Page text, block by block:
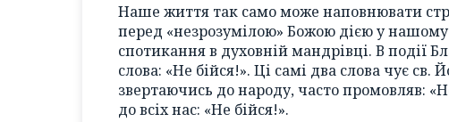
Наше життя так само може наповнювати
перед «незрозумілою» Божою дією у
спотикання в духовній мандрівці. В події
слова: «Не бійся!». Ці самі два слова чує
звертаючись до народу, часто промовляв:
до всіх нас: «Не бійся!».